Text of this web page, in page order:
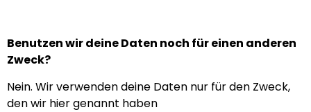
Benutzen wir deine Daten noch für einen anderen
Zweck?
Nein. Wir verwenden deine Daten nur für den Zweck,
den wir hier genannt haben